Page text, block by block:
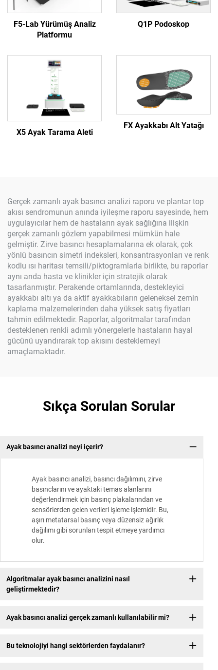
F5-Lab Yürümüş Analiz
Platformu
Q1P Podoskop
X5 Ayak Tarama Aleti
FX Ayakkabı Alt Yatağı
Gerçek zamanlı ayak basıncı analizi raporu ve plantar top
akısı sendromunun anında iyileşme raporu sayesinde, hem
uygulayıcılar hem de hastaların ayak sağlığına ilişkin
gerçek zamanlı gözlem yapabilmesi mümkün hale
gelmiştir. Zirve basıncı hesaplamalarına ek olarak, çok
yönlü basıncın simetri indeksleri, konsantrasyonları ve renk
kodlu ısı haritası temsili/piktogramlarla birlikte, bu raporlar
aynı anda hasta ve klinikler için stratejik olarak
tasarlanmıştır. Perakende ortamlarında, destekleyici
ayakkabı altı ya da aktif ayakkabıların geleneksel zemin
kaplama malzemelerinden daha yüksek satış fiyatları
tahmin edilmektedir. Raporlar, algoritmalar tarafından
desteklenen renkli adımlı yönergelerle hastaların hayal
gücünü uyandırarak top akısını desteklemeyi
amaçlamaktadır.
Sıkça Sorulan Sorular
Ayak basıncı analizi neyi içerir?
Ayak basıncı analizi, basıncı dağılımını, zirve
basınclarını ve ayaktaki temas alanlarını
değerlendirmek için basınç plakalarından ve
sensörlerden gelen verileri işleme işlemidir. Bu,
aşırı metatarsal basınç veya düzensiz ağırlık
dağılımı gibi sorunları tespit etmeye yardımcı
olur.
Algoritmalar ayak basıncı analizini nasıl
geliştirmektedir?
Ayak basıncı analizi gerçek zamanlı kullanılabilir mi?
Bu teknolojiyi hangi sektörlerden faydalanır?